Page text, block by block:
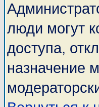
люди могут
доступа,
назначение